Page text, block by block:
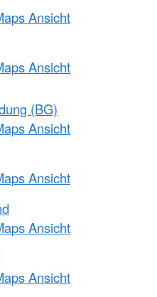
Ansicht
Ansicht
(BG)
Ansicht
Ansicht
Ansicht
Ansicht